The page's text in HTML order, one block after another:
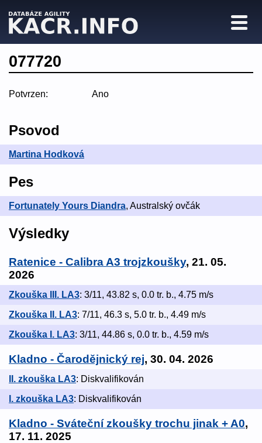
077720
Potvrzen: Ano
Psovod
Martina Hodková
Pes
Fortunately Yours Diandra, Australský ovčák
Výsledky
Ratenice - Calibra A3 trojzkoušky, 21. 05.
2026
Zkouška III. LA3: 3/11, 43.82 s, 0.0 tr. b., 4.75 m/s
Zkouška II. LA3: 7/11, 46.3 s, 5.0 tr. b., 4.49 m/s
Zkouška I. LA3: 3/11, 44.86 s, 0.0 tr. b., 4.59 m/s
Kladno - Čarodějnický rej, 30. 04. 2026
II. zkouška LA3: Diskvalifikován
I. zkouška LA3: Diskvalifikován
Kladno - Sváteční zkoušky trochu jinak + A0,
17. 11. 2025